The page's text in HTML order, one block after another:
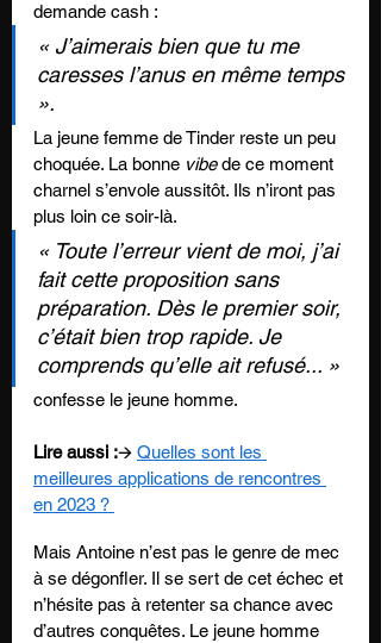
demande cash :
« J’aimerais bien que tu me
caresses l’anus en même temps
».
La jeune femme de Tinder reste un peu
choquée. La bonne vibe de ce moment
charnel s’envole aussitôt. Ils n’iront pas
plus loin ce soir-là.
« Toute l’erreur vient de moi, j’ai
fait cette proposition sans
préparation. Dès le premier soir,
c’était bien trop rapide. Je
comprends qu’elle ait refusé... »
confesse le jeune homme.
Lire aussi :🡪 Quelles sont les
meilleures applications de rencontres
en 2023 ?
Mais Antoine n’est pas le genre de mec
à se dégonfler. Il se sert de cet échec et
n’hésite pas à retenter sa chance avec
d’autres conquêtes. Le jeune homme